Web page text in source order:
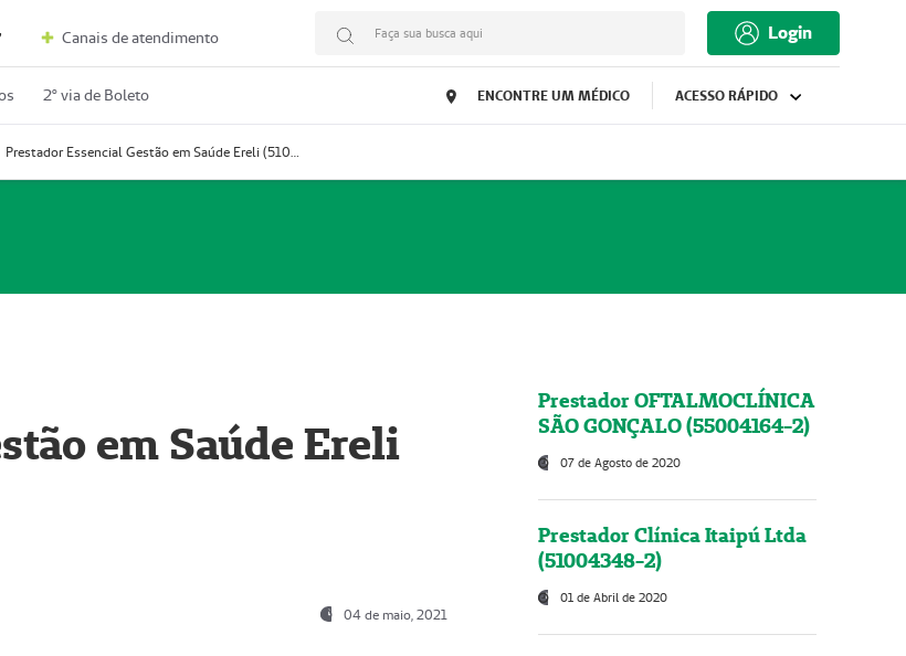
Canais de atendimento Faça sua busca aqui Login
2º via de Boleto ENCONTRE UM MÉDICO ACESSO RÁPIDO
Prestador Essencial Gestão em Saúde Ereli (51004354-7)
em Saúde Ereli
04 de maio, 2021
Prestador OFTALMOCLÍNICA
SÃO GONÇALO (55004164-2)
07 de Agosto de 2020
Prestador Clínica Itaipú Ltda
(51004348-2)
01 de Abril de 2020